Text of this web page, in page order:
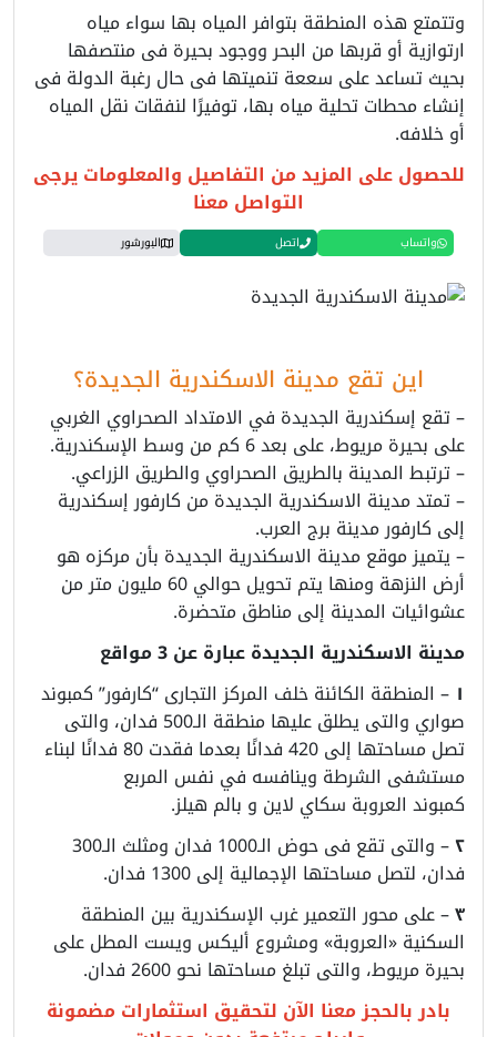
وتتمتع هذه المنطقة بتوافر المياه بها سواء مياه
ارتوازية أو قربها من البحر ووجود بحيرة فى منتصفها
بحيث تساعد على سععة تنميتها فى حال رغبة الدولة فى
إنشاء محطات تحلية مياه بها، توفيرًا لنفقات نقل المياه
أو خلافه.
للحصول على المزيد من التفاصيل والمعلومات يرجى
التواصل معنا
واتساب اتصل البورشور
اين تقع مدينة الاسكندرية الجديدة؟
– تقع إسكندرية الجديدة في الامتداد الصحراوي الغربي
على بحيرة مريوط، على بعد 6 كم من وسط الإسكندرية.
– ترتبط المدينة بالطريق الصحراوي والطريق الزراعي.
– تمتدمدينة الاسكندرية الجديدة من كارفور إسكندرية
إلى كارفور مدينة برج العرب.
– يتميز موقع مدينة الاسكندرية الجديدة بأن مركزه هو
أرض النزهة ومنها يتم تحويل حوالي 60 مليون متر من
عشوائيات المدينة إلى مناطق متحضرة.
مدينة الاسكندرية الجديدة عبارة عن 3 مواقع
١ – المنطقة الكائنة خلف المركز التجارى “كارفور” كمبوند
صواري
والتى يطلق عليها منطقة الـ500 فدان، والتى
تصل مساحتها إلى 420 فدانًا بعدما فقدت 80 فدانًا لبناء
مستشفى الشرطة وينافسه في نفس المربع
كمبوند العروبة سكاي لاين و بالم هيلز.
٢
– والتى تقع فى حوض الـ1000 فدان ومثلث الـ300
فدان، لتصل مساحتها الإجمالية إلى 1300 فدان.
٣– على محور التعمير غرب الإسكندرية بين المنطقة
السكنية «العروبة» ومشروع أليكس ويست المطل على
بحيرة مريوط، والتى تبلغ مساحتها نحو 2600 فدان.
بادر بالحجز معنا الآن لتحقيق استثمارات مضمونة